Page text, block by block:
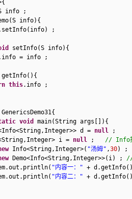
info ;
info){
;
setInfo(S info){
= info ;
getInfo(){
this.info ;
GenericsDemo31{
void
main(String args[]){
d = null
i = null ; // Info指
Info<String,Integer>( "汤姆" ,30)
Demo<Info<String,Integer>>(i) ; //
"内容一：" +
"内容二：" +